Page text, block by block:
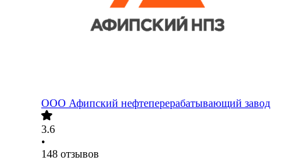
ООО Афипский нефтеперерабатывающий завод
3.6
•
148 отзывов